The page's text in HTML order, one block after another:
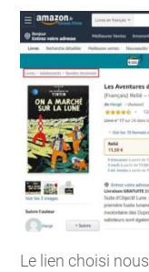
Le lien choisi